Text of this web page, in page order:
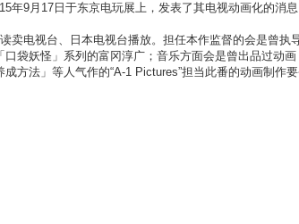
年9月17日于东京电玩展上，发表了其电视动画化的消
卖电视台、日本电视台播放。担任本作监督的会是曾执
袋妖怪」系列的富冈淳广；音乐方面会是曾出品过动
方法」等人气作的“A-1 Pictures”担当此番的动画制作要